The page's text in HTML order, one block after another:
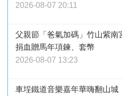
2026-08-07 20:11
父親節「爸氣加碼」竹山紫
捐血贈馬年項鍊、套幣
2026-08-07 13:23
車埕鐵道音樂嘉年華嗨翻山